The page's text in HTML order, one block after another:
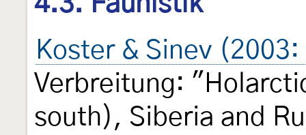
Koster & Sinev
Verbreitung:
south), Siberia and